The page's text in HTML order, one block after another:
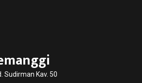
Sudirman Kav. 50